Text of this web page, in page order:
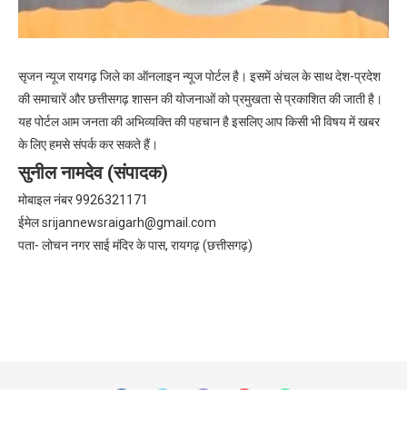
सृजन न्यूज रायगढ़ जिले का ऑनलाइन न्यूज पोर्टल है। इसमें अंचल के साथ देश-प्रदेश
की समाचारें और छत्तीसगढ़ शासन की योजनाओं को प्रमुखता से प्रकाशित की जाती है।
यह पोर्टल आम जनता की अभिव्यक्ति की पहचान है इसलिए आप किसी भी विषय में खबर
के लिए हमसे संपर्क कर सकते हैं।
सुनील नामदेव (संपादक)
मोबाइल नंबर 9926321171
ईमेलsrijannewsraigarh@gmail.com
पता- लोचन नगर साई मंदिर के पास, रायगढ़ (छत्तीसगढ़)